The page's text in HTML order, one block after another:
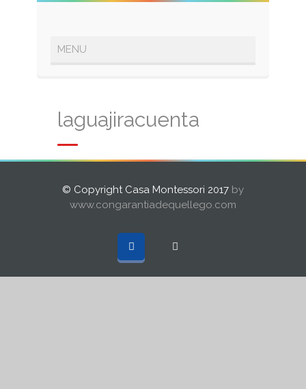
laguajiracuenta
© Copyright Casa Montessori 2017 by
www.congarantiadequellego.com